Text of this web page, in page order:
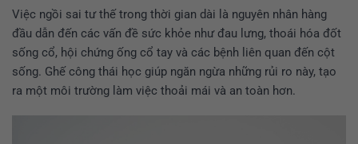
Việc ngồi sai tư thế trong thời gian dài là nguyên nhân hàng
đầu dẫn đến các vấn đề sức khỏe như đau lưng, thoái hóa đốt
sống cổ, hội chứng ống cổ tay và các bệnh liên quan đến cột
sống. Ghế công thái học giúp ngăn ngừa những rủi ro này, tạo
ra một môi trường làm việc thoải mái và an toàn hơn.